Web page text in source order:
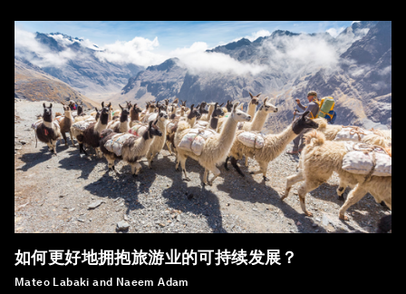
如何更好地拥抱旅游业的可持续发展？
Mateo Labaki and Naeem Adam